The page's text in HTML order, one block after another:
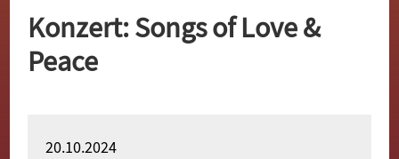
Sprireton
Konzert: Songs of Love &
Peace
20.10.2024